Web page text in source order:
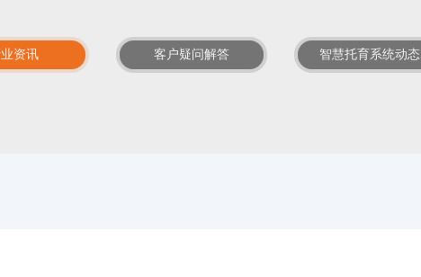
资讯 客户疑问解答 智慧托育系统动态